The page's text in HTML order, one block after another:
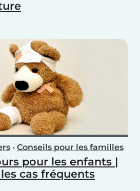
• Conseils pour les familles
pour les enfants |
cas fréquents